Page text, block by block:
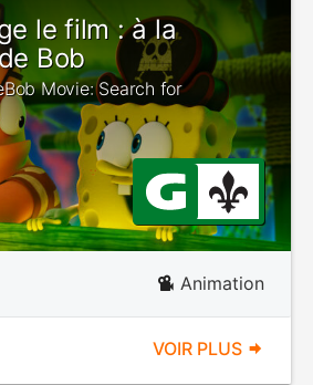
le film : à la
Bob
Movie: Search for
Animation
VOIR PLUS